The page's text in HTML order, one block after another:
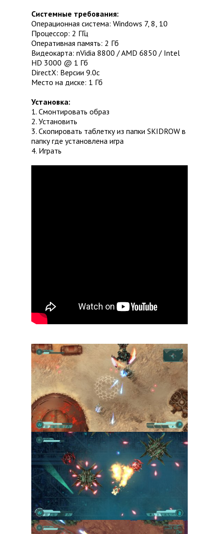
Системные требования:
Операционная система: Windows 7, 8, 10
Процессор: 2 ГГц
Оперативная память: 2 Гб
Видеокарта: nVidia 8800 / AMD 6850 / Intel
HD 3000 @ 1 Гб
DirectX: Версии 9.0c
Место на диске: 1 Гб
Установка:
1. Смонтировать образ
2. Установить
3. Скопировать таблетку из папки SKIDROW в
папку где установлена игра
4. Играть